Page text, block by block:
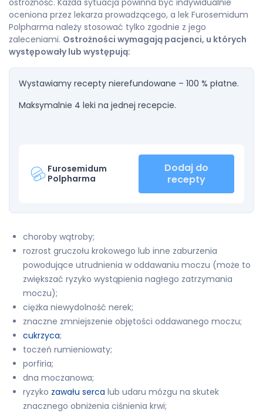
ostrożność. Każda sytuacja powinna być indywidualnie
oceniona przez lekarza prowadzącego, a lek Furosemidum
Polpharma należy stosować tylko zgodnie z jego
zaleceniami. Ostrożności wymagają pacjenci, u których
występowały lub występują:
Wystawiamy recepty nierefundowane – 100 % płatne.
Maksymalnie 4 leki na jednej recepcie.
Furosemidum
Polpharma
Dodaj do
recepty
choroby wątroby;
rozrost gruczołu krokowego lub inne zaburzenia
powodujące utrudnienia w oddawaniu moczu (może to
zwiększać ryzyko wystąpienia nagłego zatrzymania
moczu);
ciężka niewydolność nerek;
znaczne zmniejszenie objętości oddawanego moczu;
cukrzyca;
toczeń rumieniowaty;
porfiria;
dna moczanowa;
ryzyko zawału serca lub udaru mózgu na skutek
znacznego obniżenia ciśnienia krwi;